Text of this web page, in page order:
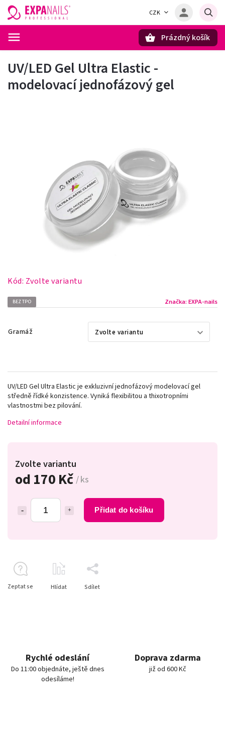
CZK
Prázdný košík
UV/LED Gel Ultra Elastic -
modelovací jednofázový gel
Kód: Zvolte variantu
BEZ TPO Značka: EXPA-nails
Gramáž
od 170 Kč / ks
Přidat do košíku
Zvolte variantu
UV/LED Gel Ultra Elastic je exkluzivní jednofázový modelovací gel
středně řídké konzistence. Vyniká flexibilitou a thixotropními
vlastnostmi bez pilování.
Detailní informace
Zeptat se Hlídat Sdílet
Rychlé odeslání
Do 11:00 objednáte, ještě dnes
odesíláme!
Doprava zdarma
již od 600 Kč